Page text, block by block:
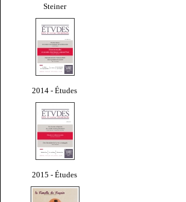
Steiner
2014 - Études
2015 - Études